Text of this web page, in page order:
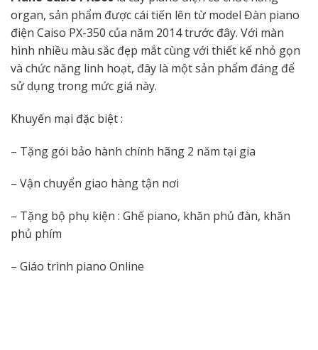
organ, sản phẩm được cái tiến lên từ model Đàn piano
điện Caiso PX-350 của năm 2014 trước đây. Với màn
hình nhiều màu sắc đẹp mắt cùng với thiết kế nhỏ gọn
và chức năng linh hoạt, đây là một sản phẩm đáng để
sử dụng trong mức giá này.
Khuyến mại đặc biệt :
– Tặng gói bảo hành chính hãng 2 năm tại gia
– Vận chuyển giao hàng tận nơi
– Tặng bộ phụ kiện : Ghế piano, khăn phủ đàn, khăn
phủ phím
– Giáo trình piano Online